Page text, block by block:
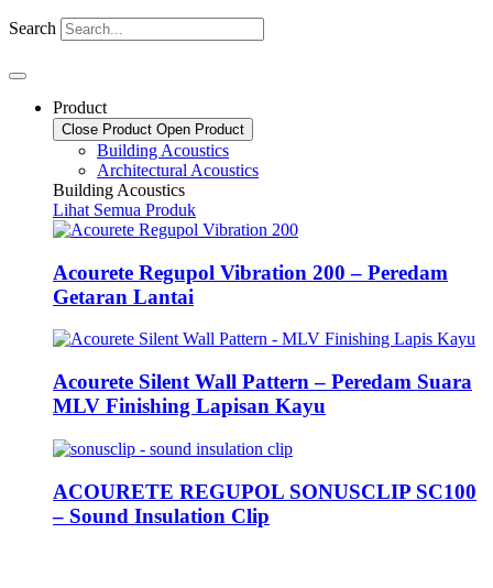
Search
Product
Close Product Open Product
Building Acoustics
Architectural Acoustics
Building Acoustics
Lihat Semua Produk
Acourete Regupol Vibration 200 – Peredam
Getaran Lantai
Acourete Silent Wall Pattern – Peredam Suara
MLV Finishing Lapisan Kayu
ACOURETE REGUPOL SONUSCLIP SC100
– Sound Insulation Clip